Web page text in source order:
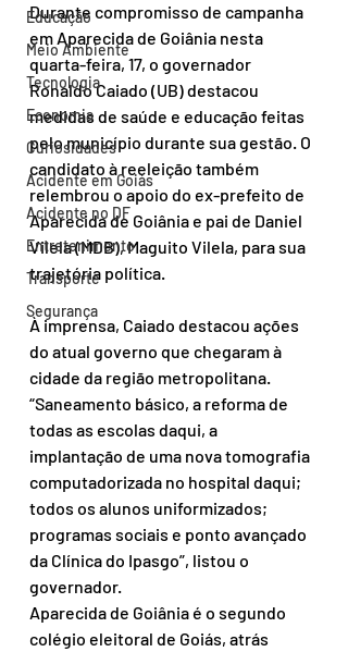
Educação
Meio Ambiente
Tecnologia
Economia
Curiosidades
Acidente em Goiás
Acidente no DF
Entretenimento
Transporte
Segurança
Durante compromisso de campanha
em Aparecida de Goiânia nesta
quarta-feira, 17, o governador
Ronaldo Caiado (UB) destacou
medidas de saúde e educação feitas
pelo município durante sua gestão. O
candidato à reeleição também
relembrou o apoio do ex-prefeito de
Aparecida de Goiânia e pai de Daniel
Vilela (MDB), Maguito Vilela, para sua
trajetória política.
À imprensa, Caiado destacou ações
do atual governo que chegaram à
cidade da região metropolitana.
“Saneamento básico, a reforma de
todas as escolas daqui, a
implantação de uma nova tomografia
computadorizada no hospital daqui;
todos os alunos uniformizados;
programas sociais e ponto avançado
da Clínica do Ipasgo”, listou o
governador.
Aparecida de Goiânia é o segundo
colégio eleitoral de Goiás, atrás